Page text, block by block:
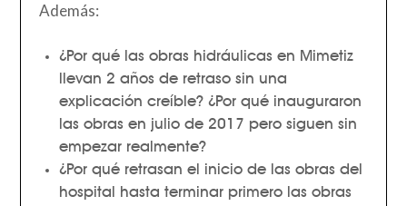
Además:
¿Por qué las obras hidráulicas en Mimetiz
llevan 2 años de retraso sin una
explicación creíble? ¿Por qué inauguraron
las obras en julio de 2017 pero siguen sin
empezar realmente?
¿Por qué retrasan el inicio de las obras del
hospital hasta terminar primero las obras